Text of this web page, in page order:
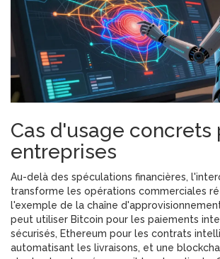
Cas d'usage concrets
entreprises
Au-delà des spéculations financières,
transforme les opérations commerciales
l'exemple de la chaîne
peut utiliser Bitcoin pour les paiements
sécurisés, Ethereum pour les contrats
automatisant les livraisons, et une